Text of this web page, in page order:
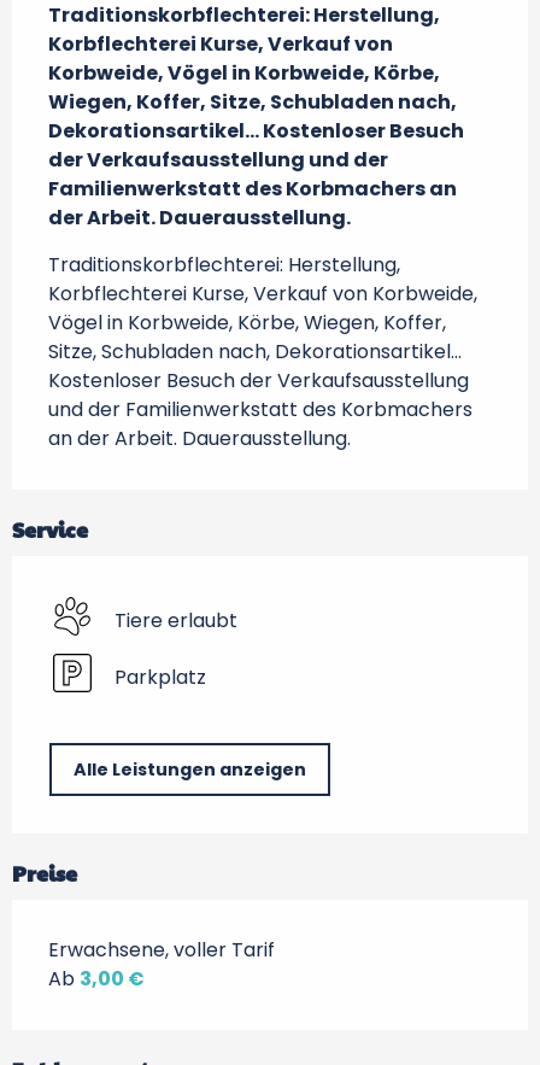
Traditionskorbflechterei: Herstellung,
Korbflechterei Kurse, Verkauf von
Korbweide, Vögel in Korbweide, Körbe,
Wiegen, Koffer, Sitze, Schubladen nach,
Dekorationsartikel… Kostenloser Besuch
der Verkaufsausstellung und der
Familienwerkstatt des Korbmachers an
der Arbeit. Dauerausstellung.
Traditionskorbflechterei: Herstellung,
Korbflechterei Kurse, Verkauf von Korbweide,
Vögel in Korbweide, Körbe, Wiegen, Koffer,
Sitze, Schubladen nach, Dekorationsartikel…
Kostenloser Besuch der Verkaufsausstellung
und der Familienwerkstatt des Korbmachers
an der Arbeit. Dauerausstellung.
Service
Tiere erlaubt
Parkplatz
Alle Leistungen anzeigen
Preise
Erwachsene, voller Tarif
Ab 3,00 €